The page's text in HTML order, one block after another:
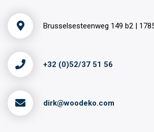
Brusselsesteenweg 149 b2 |
+32 (0)52/37 51 56
dirk@woodeko.com